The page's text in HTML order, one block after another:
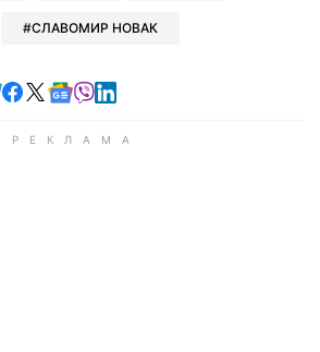
СЛАВОМИР НОВАК
Читайте в Telegram
Читайте в Facebook
Читайте в X
Читайте в Google news
Читайте в Viber
Читайте в LinkedIn